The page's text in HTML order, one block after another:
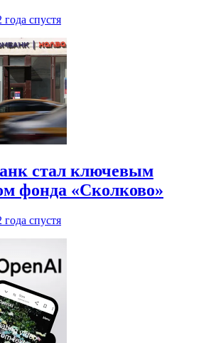
года спустя
стал ключевым
фонда «Сколково»
года спустя